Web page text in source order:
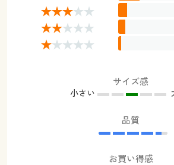
サイズ感
小さい
品質
お買い得感